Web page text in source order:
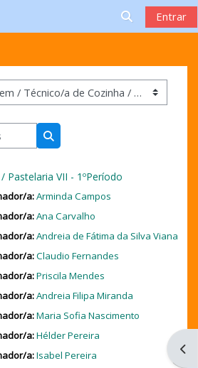
Alternar a
Entrar
Pesquisar disciplinas
Pastelaria VII - 1ºPeríodo
a:Arminda Campos
a:Ana Carvalho
a:Andreia de Fátima da Silva Viana
a:Claudio Fernandes
a:Priscila Mendes
a:Andreia Filipa Miranda
a:Maria Sofia Nascimento
a:Hélder Pereira
a:Isabel Pereira